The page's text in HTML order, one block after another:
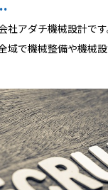
社アダチ機械設計で
域で機械整備や機械